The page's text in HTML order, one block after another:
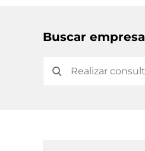
Buscar empresa